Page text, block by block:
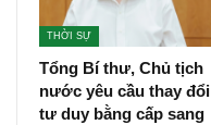
THỜI SỰ
Tổng Bí thư, Chủ tịch
nước yêu cầu thay đổi
tư duy bằng cấp sang